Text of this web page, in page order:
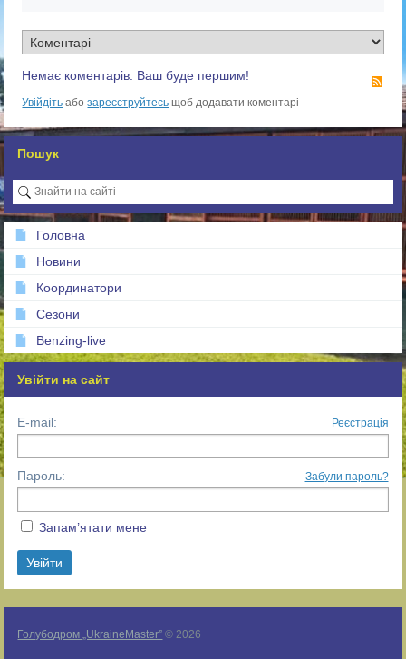
Немає коментарів. Ваш буде першим!
Увійдіть абозареєструйтесь щоб додавати коментарі
Пошук
Головна
Новини
Координатори
Сезони
Benzing-live
Увійти на сайт
E-mail: Реєстрація
Пароль: Забули пароль?
Запам’ятати мене
Голубодром „UkraineMaster” © 2026